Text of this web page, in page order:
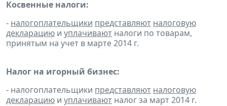
Косвенные налоги:
- налогоплательщики представляют налоговую
декларацию и уплачивают налоги по товарам,
принятым на учет в марте 2014 г.
Налог на игорный бизнес:
- налогоплательщики представляют налоговую
декларацию и уплачивают налог за март 2014 г.